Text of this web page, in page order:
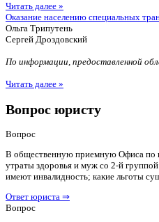
Читать далее »
Оказание населению специальных
Ольга Трипутень
Сергей Дроздовский
По информации, предоставленной
Читать далее »
Вопрос юристу
Вопрос
В общественную приемную Офиса по
утраты здоровья и муж со 2-й
имеют инвалидность; какие льготы
Ответ юриста ⇒
Вопрос